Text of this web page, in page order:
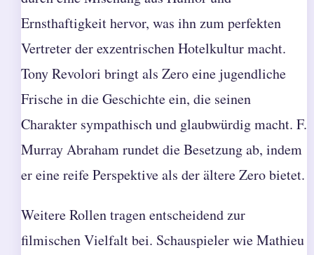
Ernsthaftigkeit hervor, was ihn zum perfekten
Vertreter der exzentrischen Hotelkultur macht.
Tony Revolori bringt als Zero eine jugendliche
Frische in die Geschichte ein, die seinen
Charakter sympathisch und glaubwürdig macht. F.
Murray Abraham rundet die Besetzung ab, indem
er eine reife Perspektive als der ältere Zero bietet.
Weitere Rollen tragen entscheidend zur
filmischen Vielfalt bei. Schauspieler wie Mathieu